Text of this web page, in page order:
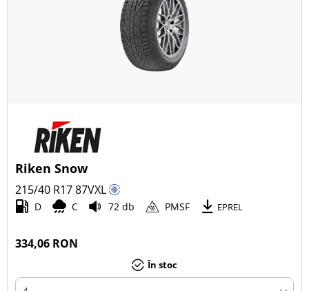
Riken Snow
215/40 R1787VXL
D C 72 db PMSF EPREL
334,06 RON
În stoc